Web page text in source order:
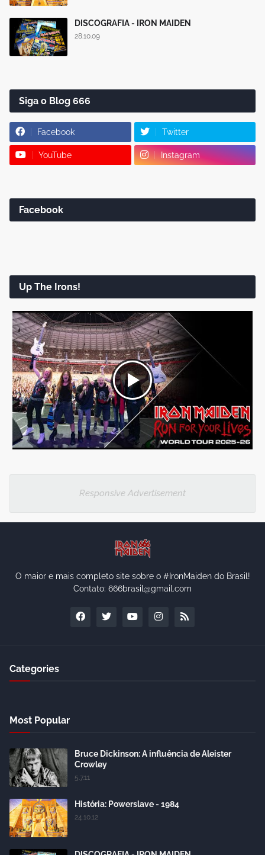
DISCOGRAFIA - IRON MAIDEN
28.10.09
Siga o Blog 666
Facebook Twitter
YouTube Instagram
Facebook
Up The Irons!
Responsive Advertisement
O maior e mais completo site sobre o #IronMaiden do Brasil!
Contato: 666brasil@gmail.com
Categories
Most Popular
Bruce Dickinson: A influência de Aleister
Crowley
5.7.11
História: Powerslave - 1984
24.10.12